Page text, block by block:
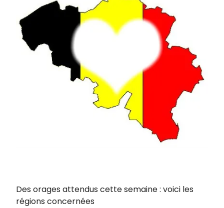
Des orages attendus cette semaine : voici les
régions concernées